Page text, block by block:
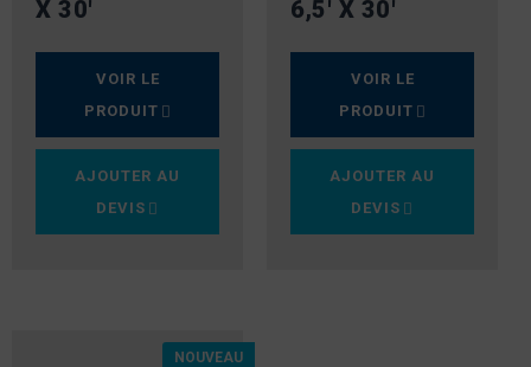
X 30′
VOIR LE
PRODUIT
AJOUTER AU
DEVIS
6,5′ X 30′
VOIR LE
PRODUIT
AJOUTER AU
DEVIS
NOUVEAU